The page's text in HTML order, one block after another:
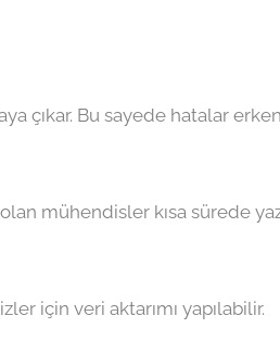
çıkar. Bu sayede hatalar
mühendisler kısa sürede
için veri aktarımı yapılabilir.